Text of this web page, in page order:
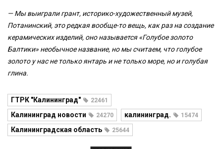
— Мы выиграли грант, историко-художественный музей,
Потанинский, это редкая вообще-то вещь, как раз на создание
керамических изделий, оно называется «Голубое золото
Балтики» необычное название, но мы считаем, что голубое
золото у нас не только янтарь и не только море, но и голубая
глина.
ГТРК "Калининград" 22461
Калининград новости 24270 калининград. 15474
Калининградская область 25644